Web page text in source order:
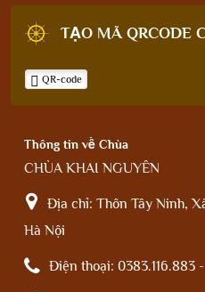
TẠO MÃ QRCODE
QR-code
Thông tin về Chùa
CHÙA KHAI NGUYÊN
Địa chỉ: Thôn Tây Ninh,
Hà Nội
Điện thoại: 0383.116.883